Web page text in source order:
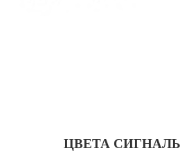
ЦВЕТА